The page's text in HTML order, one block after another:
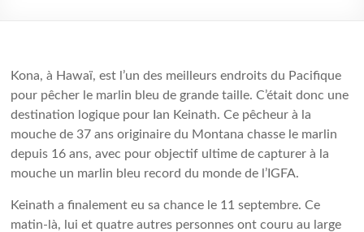
Kona, à Hawaï, est l’un des meilleurs endroits du Pacifique
pour pêcher le marlin bleu de grande taille. C’était donc une
destination logique pour Ian Keinath. Ce pêcheur à la
mouche de 37 ans originaire du Montana chasse le marlin
depuis 16 ans, avec pour objectif ultime de capturer à la
mouche un marlin bleu record du monde de l’IGFA.
Keinath a finalement eu sa chance le 11 septembre. Ce
matin-là, lui et quatre autres personnes ont couru au large